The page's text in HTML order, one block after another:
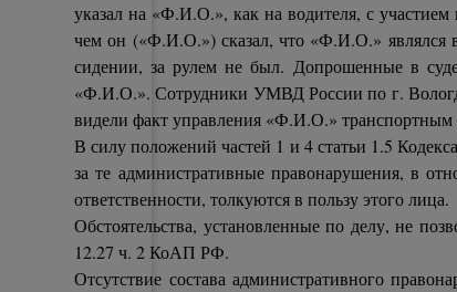
указал на «Ф.И.О.», как на водителя, с
чем он («Ф.И.О.») сказал, что «Ф.И.О.» являлся
сидении, за рулем не был. Допрошенные в
«Ф.И.О.». Сотрудники УМВД России по г.
видели факт управления «Ф.И.О.»
В силу положений частей 1 и 4 статьи 1.5
за те административные правонарушения, в
ответственности, толкуются в пользу этого лица.
Обстоятельства, установленные по делу, не
12.27 ч. 2 КоАП РФ.
Отсутствие состава административного